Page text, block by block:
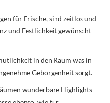
für Frische, sind zeitlos und
und Festlichkeit gewünscht
in den Raum was in
Geborgenheit sorgt.
wunderbare Highlights